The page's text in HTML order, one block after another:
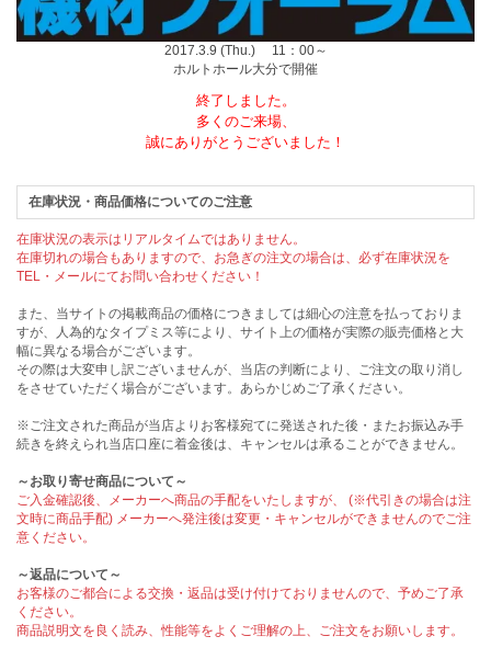
2017.3.9 (Thu.) 11：00～
ホルトホール大分で開催
終了しました。
多くのご来場、
誠にありがとうございました！
在庫状況・商品価格についてのご注意
在庫状況の表示はリアルタイムではありません。
在庫切れの場合もありますので、お急ぎの注文の場合は、必ず在庫状況を
TEL・メールにてお問い合わせください！
また、当サイトの掲載商品の価格につきましては細心の注意を払っておりま
すが、人為的なタイプミス等により、サイト上の価格が実際の販売価格と大
幅に異なる場合がございます。
その際は大変申し訳ございませんが、当店の判断により、ご注文の取り消し
をさせていただく場合がございます。あらかじめご了承ください。
※ご注文された商品が当店よりお客様宛てに発送された後・またお振込み手
続きを終えられ当店口座に着金後は、キャンセルは承ることができません。
～お取り寄せ商品について～
ご入金確認後、メーカーへ商品の手配をいたしますが、 (※代引きの場合は注
文時に商品手配) メーカーへ発注後は変更・キャンセルができませんのでご注
意ください。
～返品について～
お客様のご都合による交換・返品は受け付けておりませんので、予めご了承
ください。
商品説明文を良く読み、性能等をよくご理解の上、ご注文をお願いします。